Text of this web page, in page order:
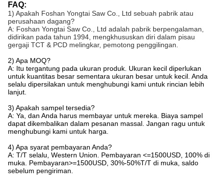
FAQ:
1) Apakah Foshan Yongtai Saw Co., Ltd sebuah pabrik atau
perusahaan dagang?
A: Foshan Yongtai Saw Co., Ltd adalah pabrik berpengalaman,
didirikan pada tahun 1994, mengkhususkan diri dalam pisau
gergaji TCT & PCD melingkar, pemotong penggilingan.
2) Apa MOQ?
A: Itu tergantung pada ukuran produk. Ukuran kecil diperlukan
untuk kuantitas besar sementara ukuran besar untuk kecil. Anda
selalu dipersilakan untuk menghubungi kami untuk rincian lebih
lanjut.
3) Apakah sampel tersedia?
A: Ya, dan Anda harus membayar untuk mereka. Biaya sampel
dapat dikembalikan dalam pesanan massal. Jangan ragu untuk
menghubungi kami untuk harga.
4) Apa syarat pembayaran Anda?
A: T/T selalu, Western Union. Pembayaran <=1500USD, 100% di
muka. Pembayaran>=1500USD, 30%-50%T/T di muka, saldo
sebelum pengiriman.